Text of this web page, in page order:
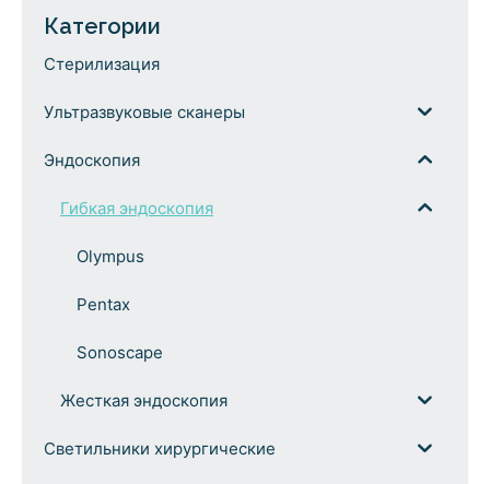
Категории
Стерилизация
Ультразвуковые сканеры
Эндоскопия
Гибкая эндоскопия
Olympus
Pentax
Sonoscape
Жесткая эндоскопия
Светильники хирургические